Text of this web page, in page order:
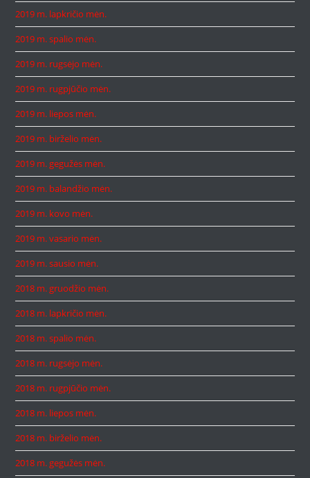
2019 m. lapkričio mėn.
2019 m. spalio mėn.
2019 m. rugsėjo mėn.
2019 m. rugpjūčio mėn.
2019 m. liepos mėn.
2019 m. birželio mėn.
2019 m. gegužės mėn.
2019 m. balandžio mėn.
2019 m. kovo mėn.
2019 m. vasario mėn.
2019 m. sausio mėn.
2018 m. gruodžio mėn.
2018 m. lapkričio mėn.
2018 m. spalio mėn.
2018 m. rugsėjo mėn.
2018 m. rugpjūčio mėn.
2018 m. liepos mėn.
2018 m. birželio mėn.
2018 m. gegužės mėn.